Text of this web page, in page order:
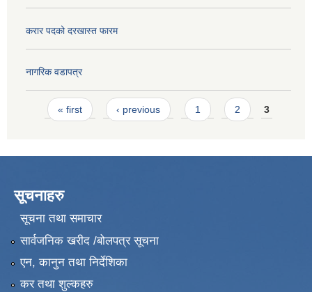
करार पदको दरखास्त फारम
नागरिक वडापत्र
Pages
« first ‹ previous 1 2 3
सूचनाहरु
सूचना तथा समाचार
सार्वजनिक खरीद /बोलपत्र सूचना
एन, कानुन तथा निर्देशिका
कर तथा शुल्कहरु